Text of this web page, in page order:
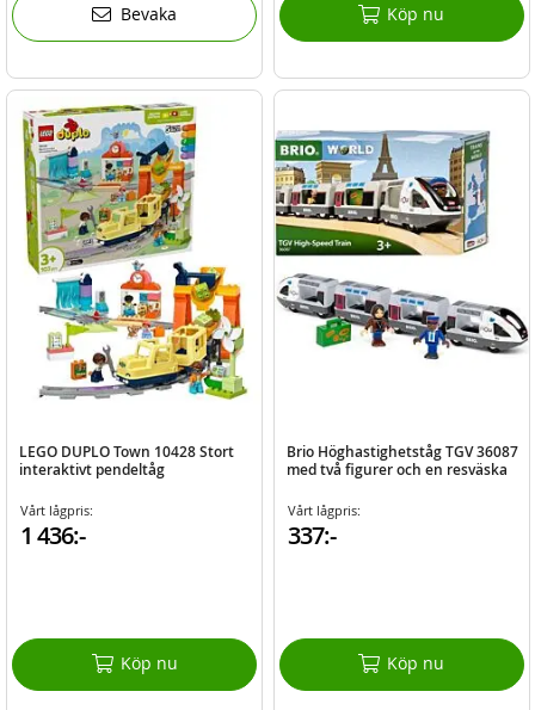
Bevaka Köp nu
LEGO DUPLO Town 10428 Stort
interaktivt pendeltåg
Vårt lågpris:
1 436:-
Köp nu
Brio Höghastighetståg TGV 36087
med två figurer och en resväska
Vårt lågpris:
337:-
Köp nu